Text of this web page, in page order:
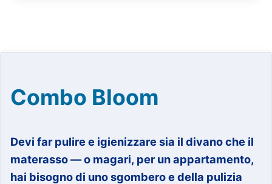
Combo Bloom
Devi far pulire e igienizzare sia il divano che il
materasso — o magari, per un appartamento,
hai bisogno di uno sgombero e della pulizia